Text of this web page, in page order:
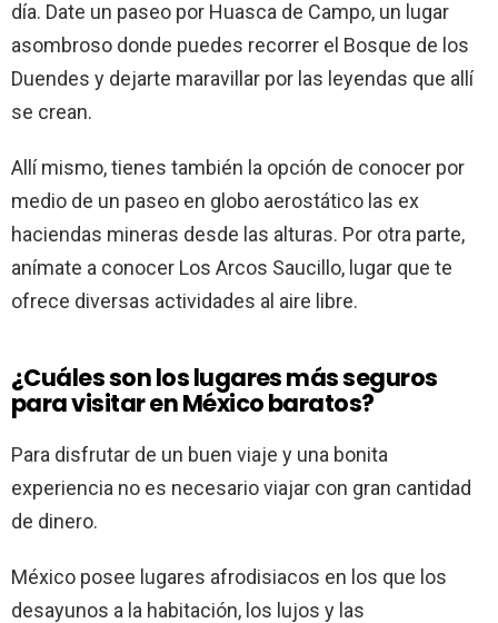
día. Date un paseo por Huasca de Campo, un lugar
asombroso donde puedes recorrer el Bosque de los
Duendes y dejarte maravillar por las leyendas que allí
se crean.
Allí mismo, tienes también la opción de conocer por
medio de un paseo en globo aerostático las ex
haciendas mineras desde las alturas. Por otra parte,
anímate a conocer Los Arcos Saucillo, lugar que te
ofrece diversas actividades al aire libre.
¿Cuáles son los lugares más seguros
para visitar en México baratos?
Para disfrutar de un buen viaje y una bonita
experiencia no es necesario viajar con gran cantidad
de dinero.
México posee lugares afrodisiacos en los que los
desayunos a la habitación, los lujos y las